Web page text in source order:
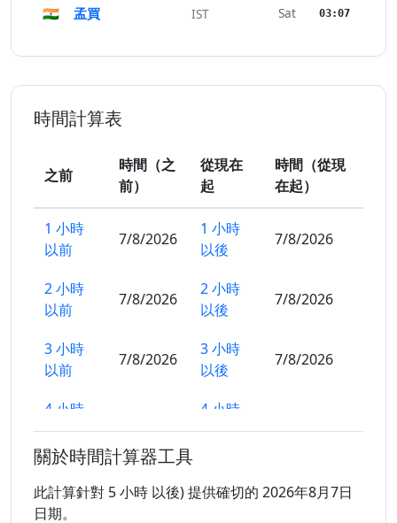
🇮🇳 孟買 IST Sat 03:07
時間計算表
之前
時間（之
前）
從現在
起
時間（從現
在起）
1 小時
以前
7/8/2026
1 小時
以後
7/8/2026
2 小時
以前
7/8/2026
2 小時
以後
7/8/2026
3 小時
以前
7/8/2026
3 小時
以後
7/8/2026
4 小時
以前
4 小時
以後
5 小時
以前
以後
關於時間計算器工具
此計算針對 5 小時 以後) 提供確切的 2026年8月7日
日期。